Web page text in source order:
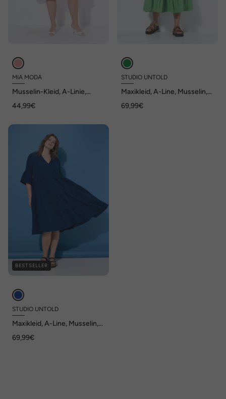
MIA MODA
Musselin-Kleid, A-Linie,
Volants
44,99€
STUDIO UNTOLD
Maxikleid, A-Line, Musselin,
Ärmel
69,99€
BESTSELLER
STUDIO UNTOLD
Maxikleid, A-Line, Musselin,
Ärmel
69,99€